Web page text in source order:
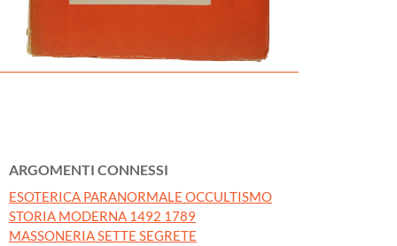
ARGOMENTI CONNESSI
ESOTERICA PARANORMALE OCCULTISMO
STORIA MODERNA 1492 1789
MASSONERIA SETTE SEGRETE